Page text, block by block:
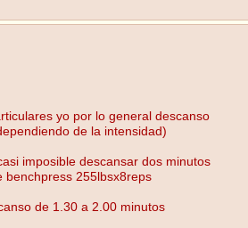
yo por lo general descanso
de la intensidad)
imposible descansar dos minutos
benchpress 255lbsx8reps
de 1.30 a 2.00 minutos